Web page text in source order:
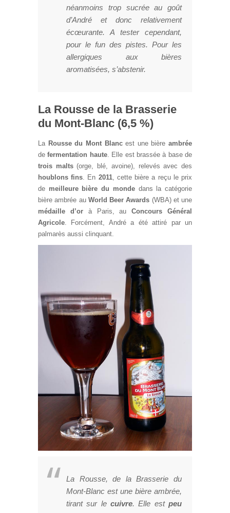
néanmoins trop sucrée au goût
d’André et donc relativement
écœurante. A tester cependant,
pour le fun des pistes. Pour les
allergiques aux bières
aromatisées, s’abstenir.
La Rousse de la Brasserie
du Mont-Blanc (6,5 %)
La Rousse du Mont Blancest une bière ambrée
defermentation haute. Elle est brassée à base de
trois malts(orge, blé, avoine), relevés avec des
houblons fins . En 2011, cette bière a reçu le prix
de meilleure bière du mondedans la catégorie
bière ambrée au World Beer Awards (WBA) et une
médaille d’orà Paris, auConcours Général
Agricole . Forcément, André a été attiré par un
palmarès aussi clinquant.
La Rousse, de la Brasserie du
Mont-Blanc est une bière ambrée,
tirant sur le cuivre. Elle est peu